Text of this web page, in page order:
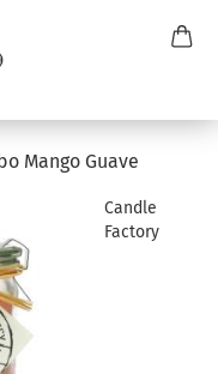
Mango Guave
Candle
Factory